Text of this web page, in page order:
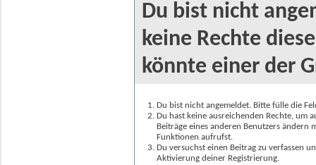
Du bist nicht
keine Rechte
könnte einer der
Du bist nicht angemeldet. Bitte fülle die
Du hast keine ausreichenden Rechte, um
Beiträge eines anderen Benutzers
Funktionen aufrufst.
Du versuchst einen Beitrag zu verfassen
Aktivierung deiner Registrierung.